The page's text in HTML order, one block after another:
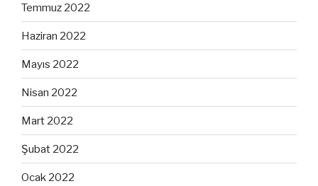
Temmuz 2022
Haziran 2022
Mayıs 2022
Nisan 2022
Mart 2022
Şubat 2022
Ocak 2022